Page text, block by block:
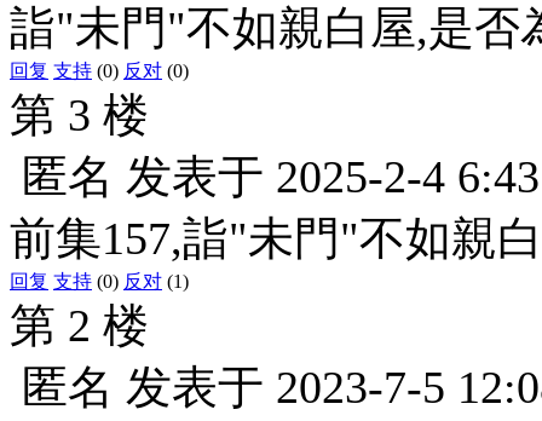
詣"未門"不如親白屋,是否
回复 支持 (0) 反对 (0)
第 3 楼
匿名 发表于 2025-2-4
前集157,詣"未門"不如親
回复 支持 (0) 反对 (1)
第 2 楼
匿名 发表于 2023-7-5